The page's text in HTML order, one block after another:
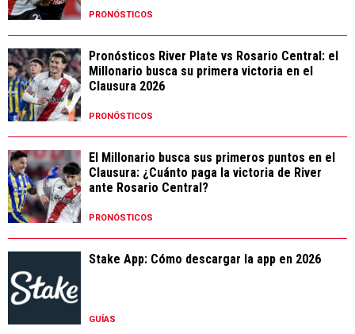
PRONÓSTICOS
Pronósticos River Plate vs Rosario Central: el
Millonario busca su primera victoria en el
Clausura 2026
PRONÓSTICOS
El Millonario busca sus primeros puntos en el
Clausura: ¿Cuánto paga la victoria de River
ante Rosario Central?
PRONÓSTICOS
Stake App: Cómo descargar la app en 2026
GUÍAS